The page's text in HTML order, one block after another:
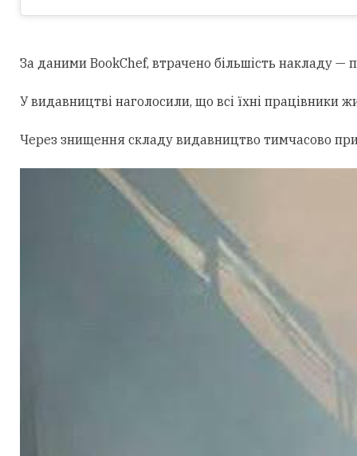
За даними BookChef, втрачено більшість накладу —
У видавництві наголосили, що всі їхні працівники
Через знищення складу видавництво тимчасово